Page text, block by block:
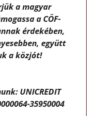
a magyar
a CÖF-
érdekében,
együtt
a közjót!
UNICREDIT
35950004